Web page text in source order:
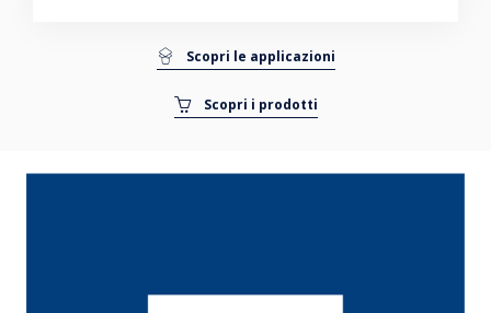
Scopri le applicazioni
Scopri i prodotti